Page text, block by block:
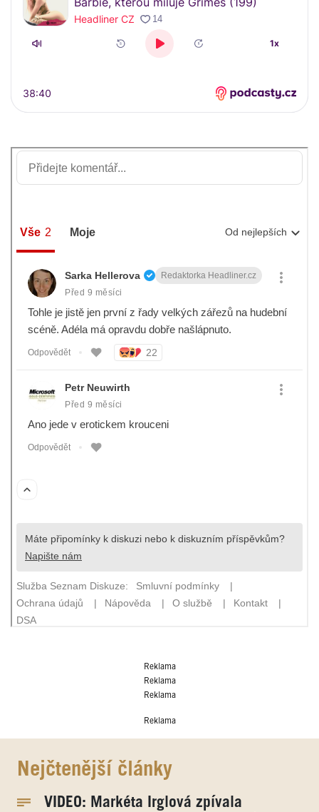
Reklama
Reklama
Reklama
Reklama
Nejčtenější články
VIDEO: Markéta Irglová zpívala